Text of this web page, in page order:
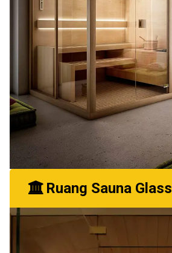
Ruang Sauna Glass